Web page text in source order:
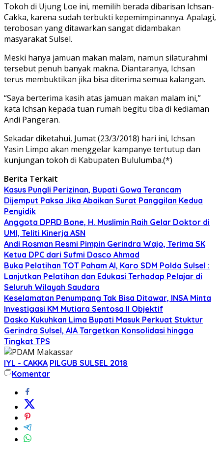
Tokoh di Ujung Loe ini, memilih berada dibarisan Ichsan-
Cakka, karena sudah terbukti kepemimpinannya. Apalagi,
terobosan yang ditawarkan sangat didambakan
masyarakat Sulsel.
Meski hanya jamuan makan malam, namun silaturahmi
tersebut penuh banyak makna. Diantaranya, Ichsan
terus membuktikan jika bisa diterima semua kalangan.
“Saya berterima kasih atas jamuan makan malam ini,”
kata Ichsan kepada tuan rumah begitu tiba di kediaman
Andi Pangeran.
Sekadar diketahui, Jumat (23/3/2018) hari ini, Ichsan
Yasin Limpo akan menggelar kampanye tertutup dan
kunjungan tokoh di Kabupaten Bululumba.(*)
Berita Terkait
Kasus Pungli Perizinan, Bupati Gowa Terancam
Dijemput Paksa Jika Abaikan Surat Panggilan Kedua
Penyidik
Anggota DPRD Bone, H. Muslimin Raih Gelar Doktor di
UMI, Teliti Kinerja ASN
Andi Rosman Resmi Pimpin Gerindra Wajo, Terima SK
Ketua DPC dari Sufmi Dasco Ahmad
Buka Pelatihan TOT Paham AI, Karo SDM Polda Sulsel :
Lanjutkan Pelatihan dan Edukasi Terhadap Pelajar di
Seluruh Wilayah Saudara
Keselamatan Penumpang Tak Bisa Ditawar, INSA Minta
Investigasi KM Mutiara Sentosa II Objektif
Dasko Kukuhkan Lima Bupati Masuk Perkuat Stuktur
Gerindra Sulsel, AIA Targetkan Konsolidasi hingga
Tingkat TPS
IYL - CAKKA PILGUB SULSEL 2018
Komentar